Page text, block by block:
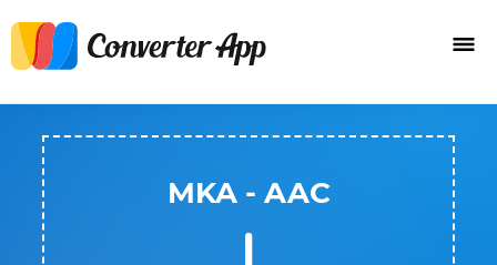
MKA - AAC